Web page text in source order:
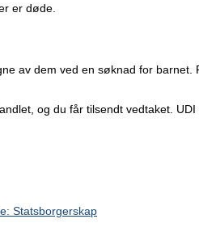
er døde.
av dem ved en søknad for barnet.
og du får tilsendt vedtaket.
Statsborgerskap